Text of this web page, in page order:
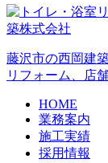
藤沢市の西岡建
リフォーム、店
HOME
業務案内
施工実績
採用情報